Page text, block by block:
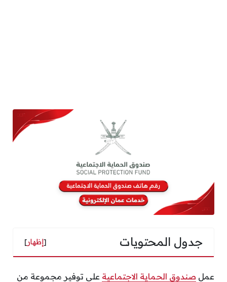
جدول المحتويات [إظهار]
عمل صندوق الحماية الاجتماعية على توفير مجموعة من